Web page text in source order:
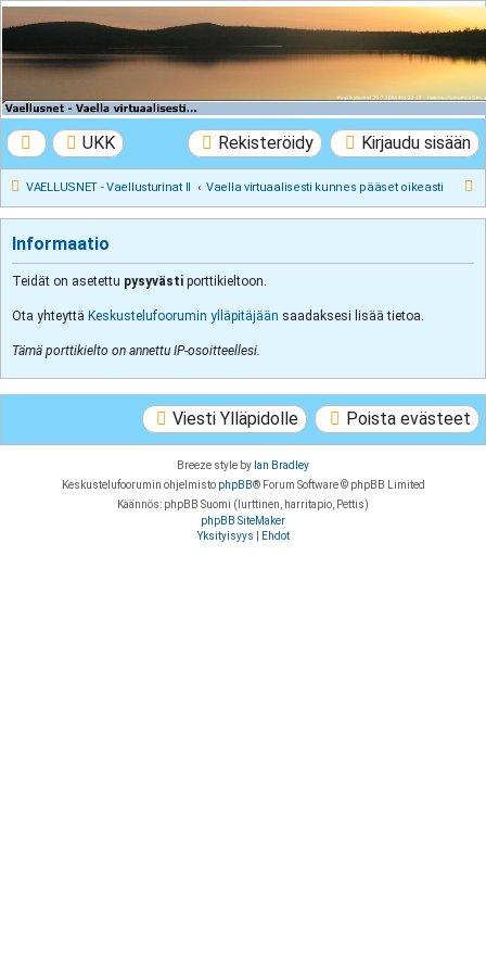
VAELLUSNET -
Vaellusturinat II
UKK Kirjaudu sisään
Rekisteröidy
VAELLUSNET - Vaellusturinat II Vaella virtuaalisesti kunnes pääset oikeasti
Informaatio
Teidät on asetettu pysyvästi porttikieltoon.
Ota yhteyttä Keskustelufoorumin ylläpitäjään saadaksesi lisää tietoa.
Tämä porttikielto on annettu IP-osoitteellesi.
Poista evästeet
Viesti Ylläpidolle
Breeze style by Ian Bradley
Keskustelufoorumin ohjelmisto phpBB® Forum Software © phpBB Limited
Käännös: phpBB Suomi (lurttinen, harritapio, Pettis)
phpBB SiteMaker
Yksityisyys
Ehdot